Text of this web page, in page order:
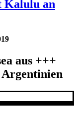
Kalulu an
aus +++